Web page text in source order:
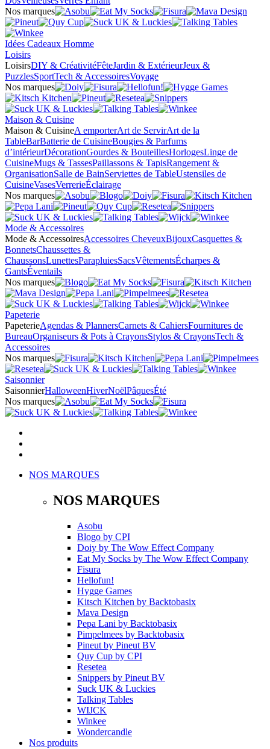
Nos marques
Idées Cadeaux Homme
Loisirs
LoisirsDIY & CréativitéFêteJardin & ExtérieurJeux &
PuzzlesSportTech & AccessoiresVoyage
Nos marques
Maison & Cuisine
Maison & CuisineA emporterArt de ServirArt de la
TableBarBatterie de CuisineBougies & Parfums
d’intérieurDécorationGourdes & BouteillesHorlogesLinge de
CuisineMugs & TassesPaillassons & TapisRangement &
OrganisationSalle de BainServiettes de TableUstensiles de
CuisineVasesVerrerieÉclairage
Nos marques
Mode & Accessoires
Mode & AccessoiresAccessoires CheveuxBijouxCasquettes &
BonnetsChaussettes &
ChaussonsLunettesParapluiesSacsVêtementsÉcharpes &
GantsÉventails
Nos marques
Papeterie
PapeterieAgendas & PlannersCarnets & CahiersFournitures de
BureauOrganiseurs & Pots à CrayonsStylos & CrayonsTech &
Accessoires
Nos marques
Saisonnier
SaisonnierHalloweenHiverNoëlPâquesÉté
Nos marques
NOS MARQUES
NOS MARQUES
Asobu
Blogo by CPI
Doiy by The Wow Effect Company
Eat My Socks by The Wow Effect Company
Fisura
Hellofun!
Hygge Games
Kitsch Kitchen by Backtobasix
Mava Design
Pepa Lani by Backtobasix
Pimpelmees by Backtobasix
Pineut by Pineut BV
Quy Cup by CPI
Resetea
Snippers by Pineut BV
Suck UK & Luckies
Talking Tables
WIJCK
Winkee
Wondercandle
Nos produits